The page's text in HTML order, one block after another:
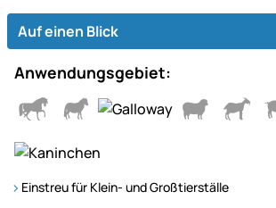
Auf einen Blick
Anwendungsgebiet:
Einstreu für Klein- und Großtierställe